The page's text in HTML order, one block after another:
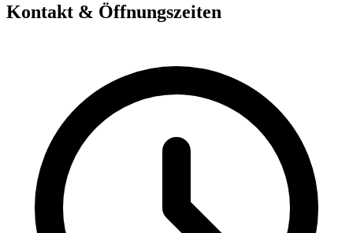
Kontakt & Öffnungszeiten